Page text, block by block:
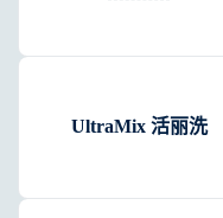
UltraMix 活丽洗